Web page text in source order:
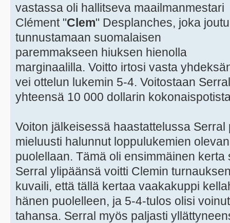
vastassa oli hallitseva maailmanmestari
Clément "Clem" Desplanches, joka
tunnustamaan suomalaisen
paremmakseen hiuksen hienolla
marginaalilla. Voitto irtosi vasta
vei ottelun lukemin 5-4. Voitostaan
yhteensä 10 000 dollarin
Voiton jälkeisessä haastattelussa Serral
mieluusti halunnut loppulukemien
puolellaan. Tämä oli ensimmäinen
Serral ylipäänsä voitti Clemin
kuvaili, että tällä kertaa vaakakuppi
hänen puolelleen, ja 5-4-tulos olisi
tahansa. Serral myös paljasti